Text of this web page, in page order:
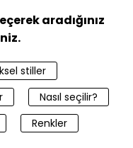
aradığınız
stiller
Nasıl seçilir?
Renkler